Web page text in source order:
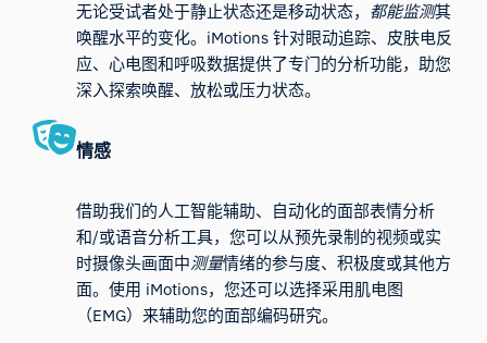
无论受试者处于静止状态还是移动状态， 都能监测其
唤醒水平的变化。iMotions 针对眼动追踪、皮肤电反
应、心电图和呼吸数据提供了专门的分析功能，助您
深入探索唤醒、放松或压力状态。
情感
借助我们的人工智能辅助、自动化的面部表情分析
和/或语音分析工具，您可以从预先录制的视频或实
时摄像头画面中测量情绪的参与度、积极度或其他方
面。使用 iMotions，您还可以选择采用肌电图
（EMG）来辅助您的面部编码研究。